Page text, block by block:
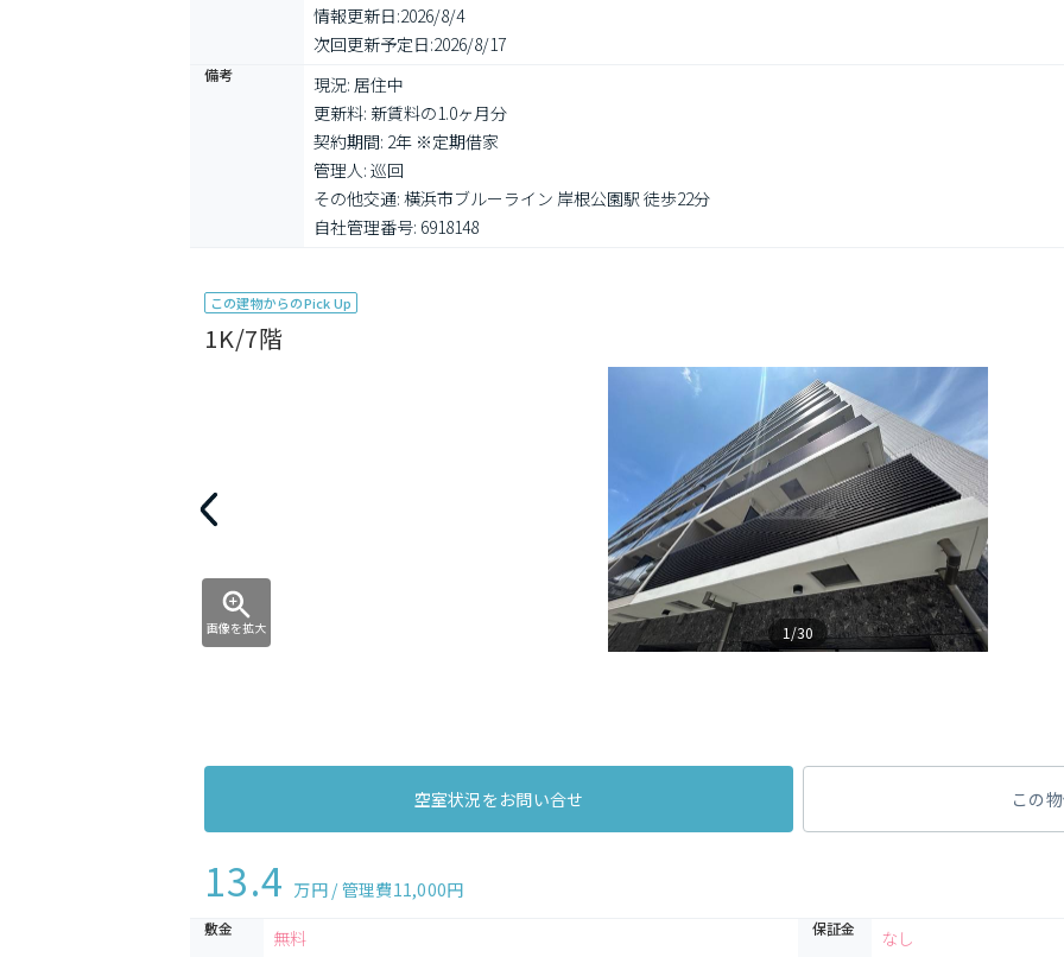
情報更新日:2026/8/4
次回更新予定日:2026/8/17
備考
現況: 居住中
更新料: 新賃料の1.0ヶ月分
契約期間: 2年 ※定期借家
管理人: 巡回
その他交通: 横浜市ブルーライン 岸根公園駅 徒歩22分
自社管理番号: 6918148
この建物からのPick Up
1K/7階
画像を拡大 1/30
空室状況をお問い合せ この
13.4 万円 / 管理費11,000円
敷金 無料 保証金 なし